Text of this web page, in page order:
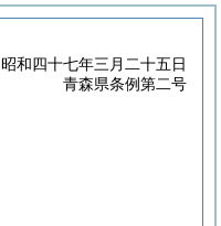
昭和四十七年三月二十五日
青森県条例第二号